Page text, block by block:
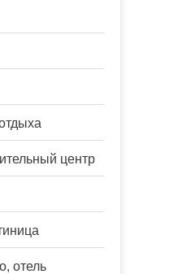
центр
отель